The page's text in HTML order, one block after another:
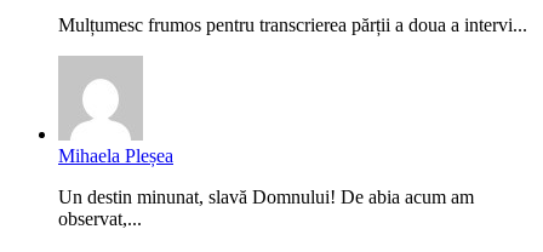
Mulțumesc frumos pentru transcrierea părții a doua a intervi...
Mihaela Pleșea
Un destin minunat, slavă Domnului! De abia acum am
observat,...